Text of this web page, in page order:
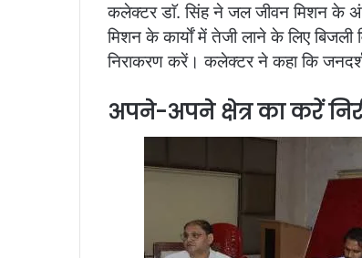
कलेक्टर डाॅ. सिंह ने जल जीवन मिशन के
मिशन के कार्याें में तेजी लाने के लिए बिजली
निराकरण करें। कलेक्टर ने कहा कि
अपने-अपने क्षेत्र का करें